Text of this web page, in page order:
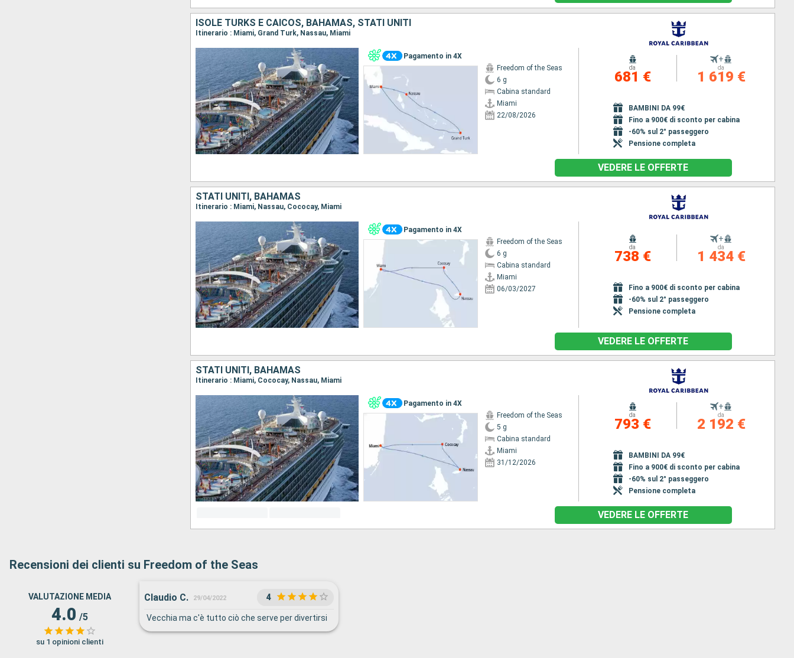
ISOLE TURKS E CAICOS, BAHAMAS, STATI UNITI
Itinerario : Miami, Grand Turk, Nassau, Miami
Pagamento in 4X
Freedom of the Seas
6 g
Cabina standard
Miami
22/08/2026
da
681 €
+
da
1 619 €
BAMBINI DA 99€
Fino a 900€ di sconto per cabina
-60% sul 2° passeggero
Pensione completa
VEDERE LE OFFERTE
STATI UNITI, BAHAMAS
Itinerario : Miami, Nassau, Cococay, Miami
Pagamento in 4X
Freedom of the Seas
6 g
Cabina standard
Miami
06/03/2027
da
738 €
+
da
1 434 €
Fino a 900€ di sconto per cabina
-60% sul 2° passeggero
Pensione completa
VEDERE LE OFFERTE
STATI UNITI, BAHAMAS
Itinerario : Miami, Cococay, Nassau, Miami
Pagamento in 4X
Freedom of the Seas
5 g
Cabina standard
Miami
31/12/2026
da
793 €
+
da
2 192 €
BAMBINI DA 99€
Fino a 900€ di sconto per cabina
-60% sul 2° passeggero
Pensione completa
VEDERE LE OFFERTE
Recensioni dei clienti su Freedom of the Seas
VALUTAZIONE MEDIA
4.0 /5
su 1 opinioni clienti
Claudio C. 29/04/2022 4
Vecchia ma c'è tutto ciò che serve per divertirsi